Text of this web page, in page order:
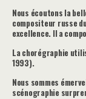
Nous écoutons la
compositeur russe
excellence. Il a
La chorégraphie
1993).
Nous sommes
scénographie